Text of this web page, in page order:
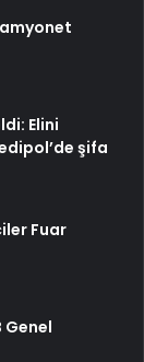
Elini
şifa
Fuar
Genel